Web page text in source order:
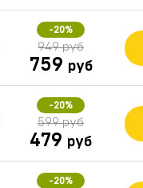
-20%
949 руб
759 руб
-20%
599 руб
479 руб
-20%